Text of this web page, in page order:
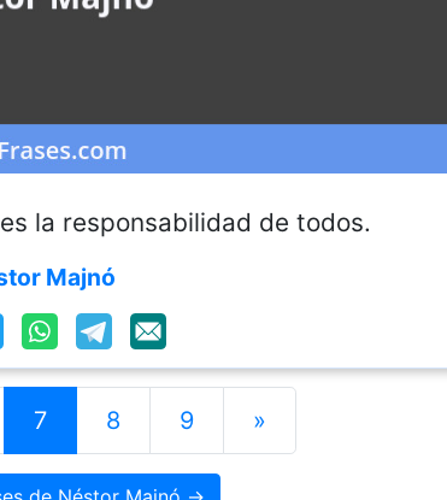
la responsabilidad de todos.
Majnó
7 8 9 »